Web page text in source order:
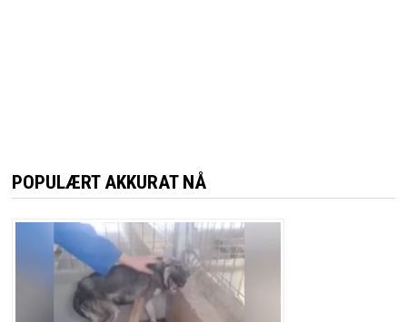
POPULÆRT AKKURAT NÅ